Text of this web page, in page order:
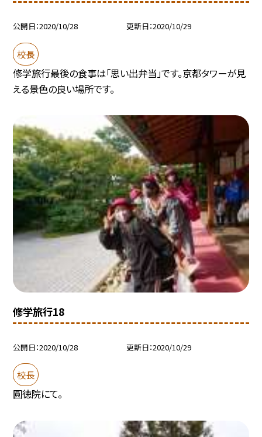
公開日 2020/10/28 更新日 2020/10/29
校長
修学旅行最後の食事は「思い出弁当」です。京都タワーが見
える景色の良い場所です。
修学旅行18
公開日 2020/10/28 更新日 2020/10/29
校長
圓徳院にて。